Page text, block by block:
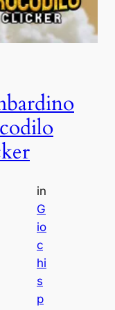
in
G
io
c
hi
s
p